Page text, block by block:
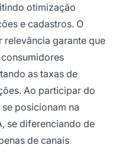
otimização
e cadastros. O
relevância garante que
as taxas de
Ao participar do
posicionam na
se diferenciando de
de canais